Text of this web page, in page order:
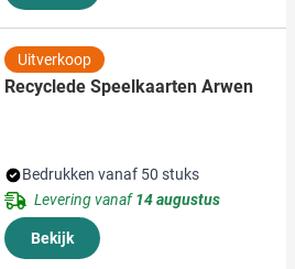
Uitverkoop
Recyclede Speelkaarten Arwen
Bedrukken vanaf 50 stuks
Levering vanaf14 augustus
Bekijk